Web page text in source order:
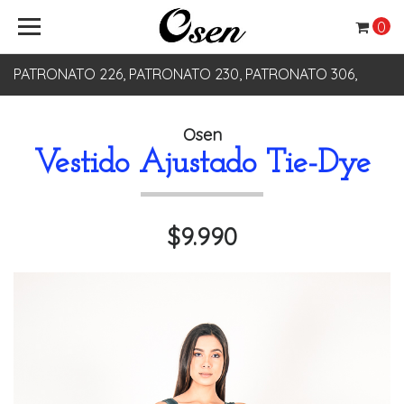
PATRONATO 226, PATRONATO 230, PATRONATO 306,
0
Osen
Vestido Ajustado Tie-Dye
$9.990